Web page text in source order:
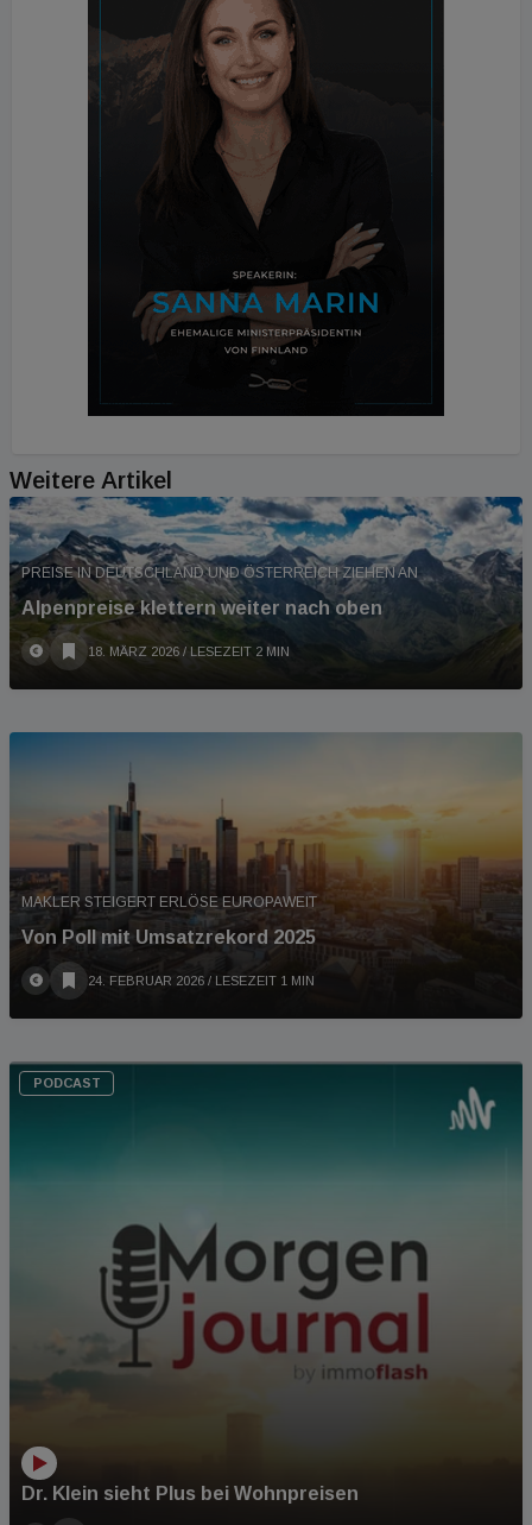
Weitere Artikel
PREISE IN DEUTSCHLAND UND ÖSTERREICH ZIEHEN AN
Alpenpreise klettern weiter nach oben
18. MÄRZ 2026 / LESEZEIT 2 MIN
MAKLER STEIGERT ERLÖSE EUROPAWEIT
Von Poll mit Umsatzrekord 2025
24. FEBRUAR 2026 / LESEZEIT 1 MIN
PODCAST
Dr. Klein sieht Plus bei Wohnpreisen